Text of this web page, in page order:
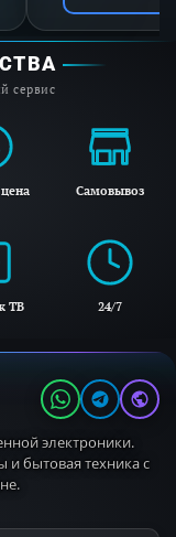
сервис
Самовывоз
ТВ 24/7
электроники.
бытовая техника с